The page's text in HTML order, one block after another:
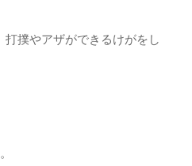
撲やアザができるけがをし